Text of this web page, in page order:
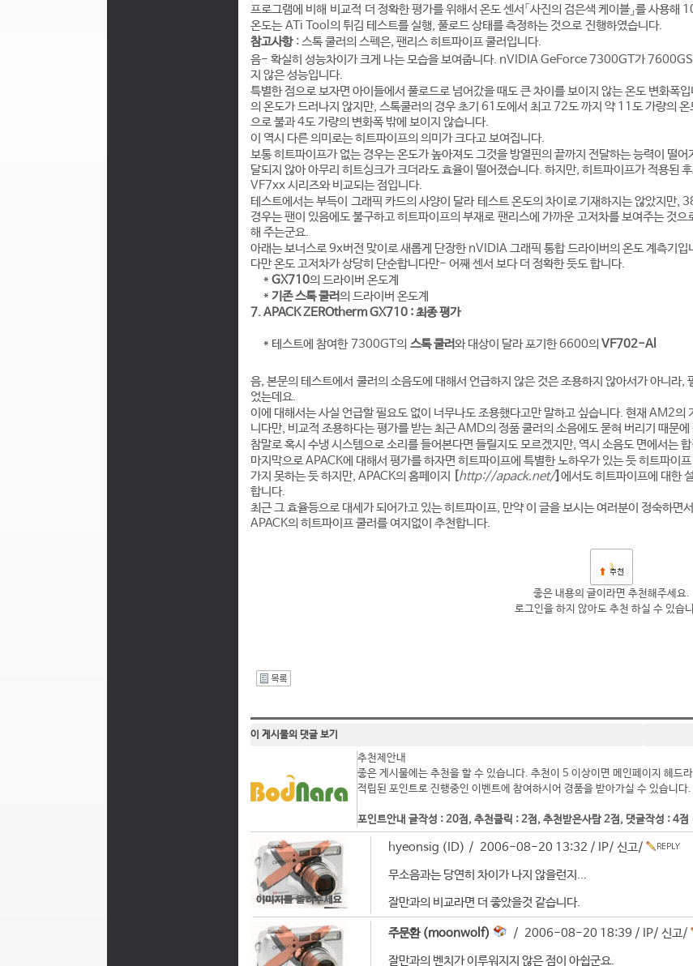
프로그램에 비해 비교적 더 정확한 평가를 위해서 온도 센서「사진의 검은색 케이블」를 사용해
온도는 ATi Tool의 튀김 테스트를 실행, 풀로드 상태를 측정하는 것으로 진행하였습니다.
참고사항: 스톡 쿨러의 스펙은, 팬리스 히트파이프 쿨러입니다.
음- 확실히 성능차이가 크게 나는 모습을 보여줍니다. nVIDIA GeForce 7300GT가 7600GS
지 않은 성능입니다.
특별한 점으로 보자면 아이들에서 풀로드로 넘어갔을 때도 큰 차이를 보이지 않는 온도 변화폭
의 온도가 드러나지 않지만, 스톡쿨러의 경우 초기 61도에서 최고 72도 까지 약 11도 가량의
으로 불과 4도 가량의 변화폭 밖에 보이지 않습니다.
이 역시 다른 의미로는 히트파이프의 의미가 크다고 보여집니다.
보통 히트파이프가 없는 경우는 온도가 높아져도 그것을 방열핀의 끝까지 전달하는 능력이 떨
달되지 않아 아무리 히트싱크가 크더라도 효율이 떨어졌습니다. 하지만, 히트파이프가 적용된
VF7xx 시리즈와 비교되는 점입니다.
테스트에서는 부득이 그래픽 카드의 사양이 달라 테스트 온도의 차이로 기재하지는 않았지만
경우는 팬이 있음에도 불구하고 히트파이프의 부재로 팬리스에 가까운 고저차를 보여주는 것
해 주는군요.
아래는 보너스로 9x버전 맞이로 새롭게 단장한 nVIDIA 그래픽 통합 드라이버의 온도 계측기
다만 온도 고저차가 상당히 단순합니다만- 어째 센서 보다 더 정확한 듯도 합니다.
* GX710의 드라이버 온도계
* 기존 스톡 쿨러의 드라이버 온도계
7. APACK ZEROtherm GX710 : 최종 평가
* 테스트에 참여한 7300GT의 스톡 쿨러와 대상이 달라 포기한 6600의 VF702-Al
음, 본문의 테스트에서 쿨러의 소음도에 대해서 언급하지 않은 것은 조용하지 않아서가 아니라,
었는데요.
이에 대해서는 사실 언급할 필요도 없이 너무나도 조용했다고만 말하고 싶습니다. 현재 AM2
니다만, 비교적 조용하다는 평가를 받는 최근 AMD의 정품 쿨러의 소음에도 묻혀 버리기 때문
참말로 혹시 수냉 시스템으로 소리를 들어본다면 들릴지도 모르겠지만, 역시 소음도 면에서는
마지막으로 APACK에 대해서 평가를 하자면 히트파이프에 특별한 노하우가 있는 듯 히트파이
가지 못하는 듯 하지만, APACK의 홈페이지
http://apack.net/] 에서도 히트파이프에 대한
합니다.
최근 그 효율등으로 대세가 되어가고 있는 히트파이프, 만약 이 글을 보시는 여러분이 정숙하면
APACK의 히트파이프 쿨러를 여지없이 추천합니다.
3
좋은 내용의 글이라면 추천해주세요.
로그인을 하지 않아도 추천 하실 수 있습
이 게시물의 댓글 보기
추천제안내
좋은 게시물에는 추천을 할 수 있습니다. 추천이 5 이상이면 메인페이지 헤드
적립된 포인트로 진행중인 이벤트에 참여하시어 경품을 받아가실 수 있습니다.
포인트안내 글작성 : 20점, 추천클릭 : 2점, 추천받은사람 2점, 댓글작성 : 4점
hyeonsig (ID) / 2006-08-20 13:32 / IP/ 신고/
무소음과는 당연히 차이가 나지 않을런지...
잘만과의 비교라면 더 좋았을것 같습니다.
주문환 (moonwolf) / 2006-08-20 18:39 / IP/ 신고/
잘만과의 벤치가 이루워지지 않은 점이 아쉽군요.